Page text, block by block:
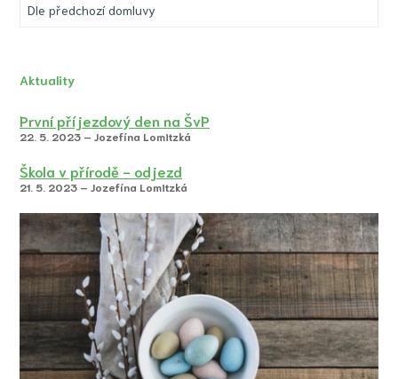
Dle předchozí domluvy
Aktuality
První příjezdový den na ŠvP
22. 5. 2023 – Jozefína Lomitzká
Škola v přírodě - odjezd
21. 5. 2023 – Jozefína Lomitzká